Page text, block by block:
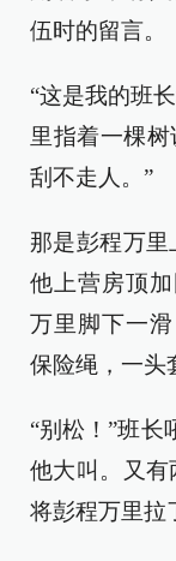
伍时的留言。
“这是我的班
里指着一棵
刮不走人。”
那是彭程万
他上营房顶
万里脚下一
保险绳，一头
“别松！”班
他大叫。又
将彭程万里拉